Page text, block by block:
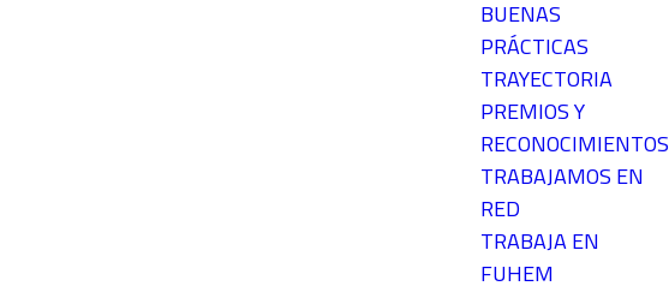
BUENAS
PRÁCTICAS
TRAYECTORIA
PREMIOS Y
RECONOCIMIENTOS
TRABAJAMOS EN
RED
TRABAJA EN
FUHEM